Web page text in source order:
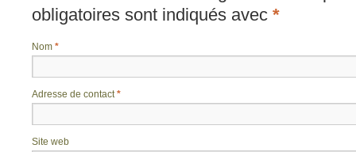
obligatoires sont indiqués avec *
Nom *
Adresse de contact*
Site web